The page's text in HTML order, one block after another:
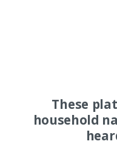
These
household